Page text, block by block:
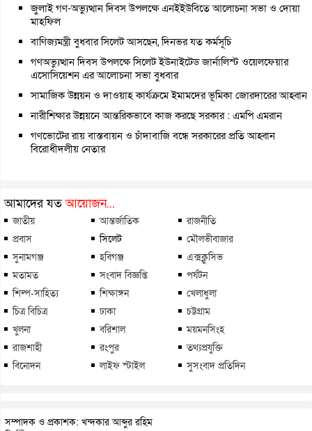
জুলাই গণ-অভ্যুত্থান দিবস উপলক্ষে এনইইউবিতে আলোচনা সভা ও দোয়া
মাহফিল
বাণিজ্যমন্ত্রী বুধবার সিলেট আসছেন, দিনভর যত কর্মসূচি
গণঅভ্যুত্থান দিবস উপলক্ষে সিলেট ইউনাইটেড জার্নালিস্ট ওয়েলফেয়ার
এসোসিয়েশন এর আলোচনা সভা বুধবার
সামাজিক উন্নয়ন ও দাওয়াহ কার্যক্রমে ইমামদের ভূমিকা জোরদারের আহ্বান
নারীশিক্ষার উন্নয়নে আন্তরিকভাবে কাজ করছে সরকার : এমপি এমরান
গণভোটের রায় বাস্তবায়ন ও চাঁদাবাজি বন্ধে সরকারের প্রতি আহ্বান
বিরোধীদলীয় নেতার
আমাদের যতআয়োজন...
জাতীয় আন্তর্জাতিক
রাজনীতি
প্রবাস
সিলেট
মৌলভীবাজার
সুনামগঞ্জ
হবিগঞ্জ
এক্সক্লুসিভ
মতামত
সংবাদ বিজ্ঞপ্তি
পর্যটন
শিল্প-সাহিত্য
শিক্ষাঙ্গন
খেলাধুলা
চিত্র বিচিত্র
ঢাকা
চট্টগ্রাম
খুলনা
বরিশাল
ময়মনসিংহ
রাজশাহী
রংপুর
তথ্যপ্রযুক্তি
বিনোদন
লাইফ স্টাইল সুসংবাদ প্রতিদিন
সম্পাদক ও প্রকাশক: খন্দকার আব্দুর রহিম